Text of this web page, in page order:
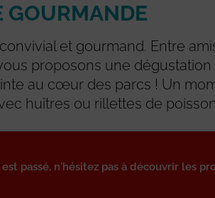
GOURMANDE
et gourmand. Entre
proposons une dégustation
au cœur des parcs ! Un
huîtres ou rillettes de
passé, n'hésitez pas à découvrir les